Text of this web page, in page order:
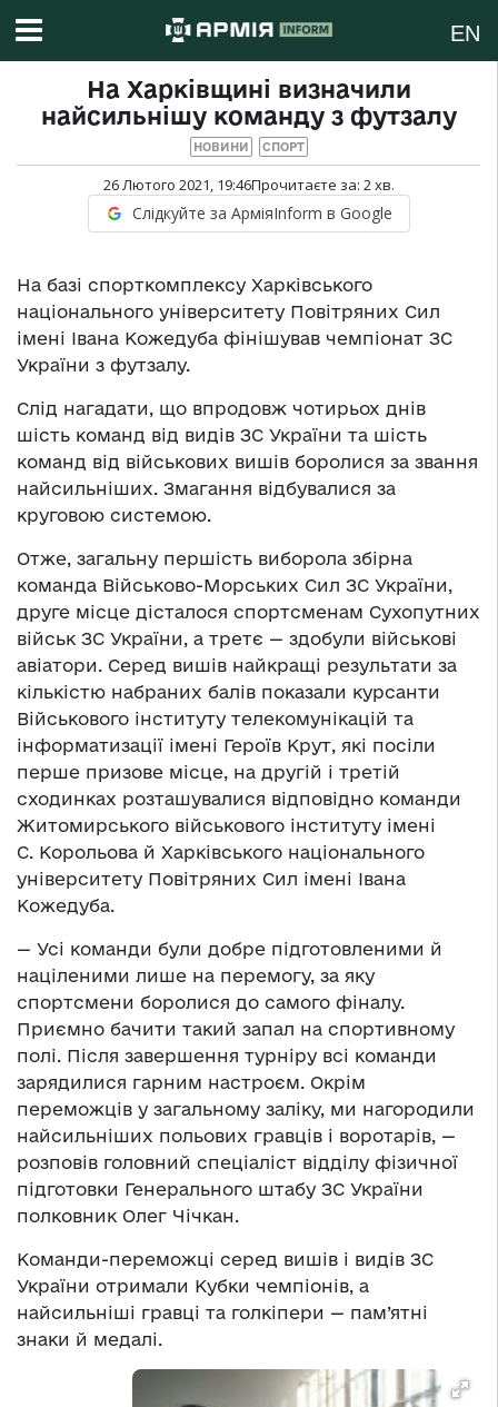
EN
На Харківщині визначили
найсильнішу команду з футзалу
НОВИНИ СПОРТ
26 Лютого 2021, 19:46Прочитаєте за: 2хв.
Слідкуйте за АрміяInform в Google
На базі спорткомплексу Харківського
національного університету Повітряних Сил
імені Івана Кожедуба фінішував чемпіонат ЗС
України з футзалу.
Слід нагадати, що впродовж чотирьох днів
шість команд від видів ЗС України та шість
команд від військових вишів боролися за звання
найсильніших. Змагання відбувалися за
круговою системою.
Отже, загальну першість виборола збірна
команда Військово-Морських Сил ЗС України,
друге місце дісталося спортсменам Сухопутних
військ ЗС України, а третє — здобули військові
авіатори. Серед вишів найкращі результати за
кількістю набраних балів показали курсанти
Військового інституту телекомунікацій та
інформатизації імені Героїв Крут, які посіли
перше призове місце, на другій і третій
сходинках розташувалися відповідно команди
Житомирського військового інституту імені
С. Корольова й Харківського національного
університету Повітряних Сил імені Івана
Кожедуба.
— Усі команди були добре підготовленими й
націленими лише на перемогу, за яку
спортсмени боролися до самого фіналу.
Приємно бачити такий запал на спортивному
полі. Після завершення турніру всі команди
зарядилися гарним настроєм. Окрім
переможців у загальному заліку, ми нагородили
найсильніших польових гравців і воротарів, —
розповів головний спеціаліст відділу фізичної
підготовки Генерального штабу ЗС України
полковник Олег Чічкан.
Команди-переможці серед вишів і видів ЗС
України отримали Кубки чемпіонів, а
найсильніші гравці та голкіпери — пам’ятні
знаки й медалі.